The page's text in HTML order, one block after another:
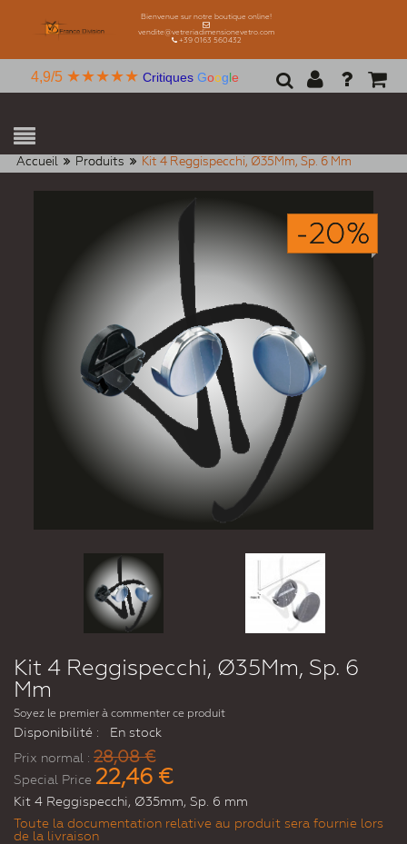
Bienvenue sur notre boutique online!
vendite@vetreriadimensionevetro.com
+39 0163 560432
4,9/5 ★★★★★ Critiques Google
Accueil Produits Kit 4 Reggispecchi, Ø35Mm, Sp. 6 Mm
-20%
Kit 4 Reggispecchi, Ø35Mm, Sp. 6
Mm
Soyez le premier à commenter ce produit
Disponibilité :
En stock
Prix normal : 28,08 €
Special Price 22,46 €
Kit 4 Reggispecchi, Ø35mm, Sp. 6 mm
Toute la documentation relative au produit sera fournie lors
de la livraison